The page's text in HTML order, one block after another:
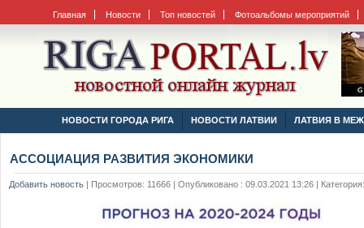
Главная Новости Топ новостей Фотоальбомы мероприятий
НОВОСТИ ГОРОДА РИГА НОВОСТИ ЛАТВИИ ЛАТВИЯ В
АССОЦИАЦИЯ РАЗВИТИЯ ЭКОНОМИКИ
Добавить новость | Просмотров: 11666 | Опубликовано : 09.03.2021 13:26 | Категория: